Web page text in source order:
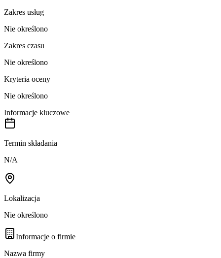
Zakres usług
Nie określono
Zakres czasu
Nie określono
Kryteria oceny
Nie określono
Informacje kluczowe
Termin składania
N/A
Lokalizacja
Nie określono
Informacje o firmie
Nazwa firmy